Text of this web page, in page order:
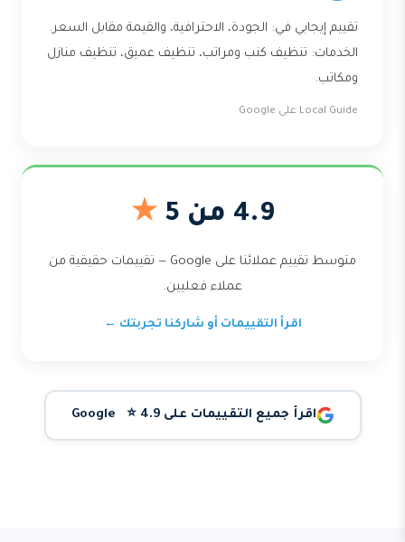
تقييم إيجابي في: الجودة، الاحترافية، والقيمة مقابل السعر.
الخدمات: تنظيف كنب ومراتب، تنظيف عميق، تنظيف منازل
ومكاتب.
Local Guide على Google
4.9 من 5 ★
متوسط تقييم عملائنا على Google — تقييمات حقيقية من
عملاء فعليين.
اقرأ التقييمات أو شاركنا تجربتك ←
اقرأ جميع التقييمات على Google ⭐ 4.9